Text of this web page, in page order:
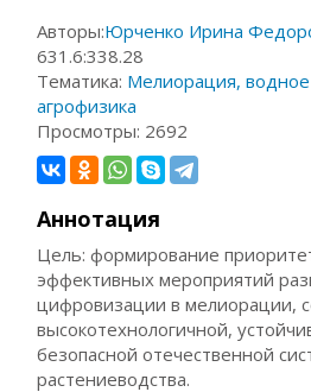
Авторы:Юрченко Ирина
631.6:338.28
Тематика: Мелиорация, водное
агрофизика
Просмотры: 2692
Аннотация
Цель: формирование
эффективных мероприятий
цифровизации в мелиорации,
высокотехнологичной,
безопасной отечественной
растениеводства.